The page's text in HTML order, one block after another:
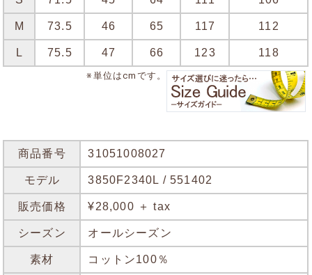
M 73.5 46 65 117 112
L 75.5 47 66 123 118
※単位はcmです。
商品番号 31051008027
モデル 3850F2340L / 551402
販売価格 ¥28,000 ＋ tax
シーズン オールシーズン
素材 コットン100％